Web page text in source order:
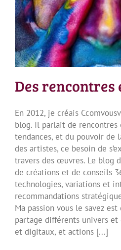
Des rencontres
Des rencontres
En 2012, je créais
blog. Il parlait de rencontres
tendances, et du pouvoir de
des artistes, ce besoin de
travers des œuvres. Le blog
de créations et de conseils
technologies, variations et
recommandations
Ma passion vous le savez
partage différents univers
et digitaux, et actions [...]